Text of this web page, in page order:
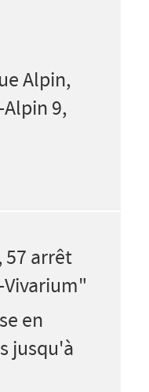
Alpin,
9,
57 arrêt
en
jusqu'à